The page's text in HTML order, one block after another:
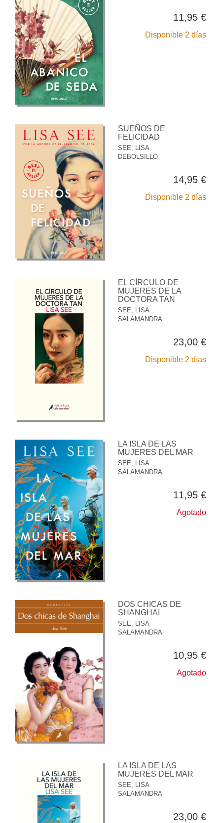
11,95 €
Disponible 2 días
SUEÑOS DE
FELICIDAD
SEE, LISA
DEBOLSILLO
14,95 €
Disponible 2 días
EL CÍRCULO DE
MUJERES DE LA
DOCTORA TAN
SEE, LISA
SALAMANDRA
23,00 €
Disponible 2 días
LA ISLA DE LAS
MUJERES DEL MAR
SEE, LISA
SALAMANDRA
11,95 €
Agotado
DOS CHICAS DE
SHANGHAI
SEE, LISA
SALAMANDRA
10,95 €
Agotado
LA ISLA DE LAS
MUJERES DEL MAR
SEE, LISA
SALAMANDRA
23,00 €